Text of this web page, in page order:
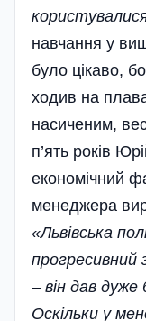
навчання у
було цікаво,
ходив на
насиченим,
п’ять років
економічний
менеджера
«Львівська
прогресивний
– він дав дуже
Оскільки у